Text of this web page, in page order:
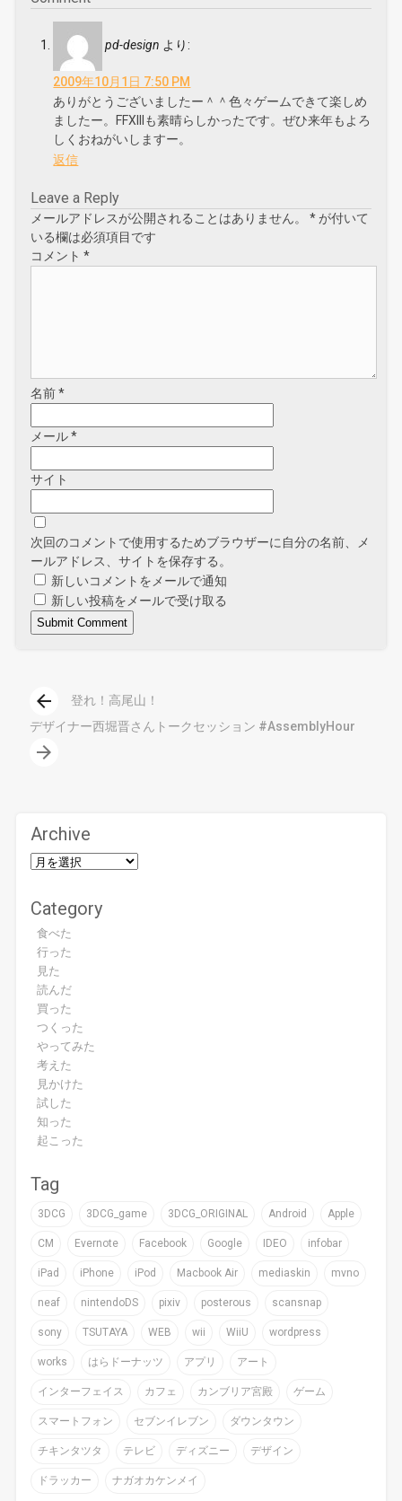
pd-design より:
2009年10月1日 7:50 PM
ありがとうございましたー＾＾色々ゲームできて楽しめ
ましたー。FFXIIIも素晴らしかったです。ぜひ来年もよろ
しくおねがいしますー。
返信
Leave a Reply
メールアドレスが公開されることはありません。 * が付いて
いる欄は必須項目です
コメント*
名前*
メール*
サイト
次回のコメントで使用するためブラウザーに自分の名前、メ
ールアドレス、サイトを保存する。
新しいコメントをメールで通知
新しい投稿をメールで受け取る
arrow_back
登れ！高尾山！
デザイナー西堀晋さんトークセッション #AssemblyHour
arrow_forward
Archive
Category
食べた
行った
見た
読んだ
買った
つくった
やってみた
考えた
見かけた
試した
知った
起こった
Tag
3DCG 3DCG_game 3DCG_ORIGINAL Android Apple
CM Evernote Facebook Google IDEO infobar
iPad iPhone iPod Macbook Air mediaskin mvno
neaf nintendoDS pixiv posterous scansnap
sony TSUTAYA WEB wii WiiU wordpress
works はらドーナッツ アプリ アート
インターフェイス カフェ カンブリア宮殿 ゲーム
スマートフォン セブンイレブン ダウンタウン
チキンタツタ テレビ ディズニー デザイン
ドラッカー ナガオカケンメイ